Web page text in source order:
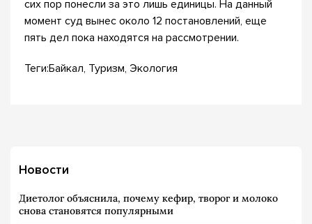
сих пор понесли за это лишь единицы. На данный
момент суд вынес около 12 постановлений, еще
пять дел пока находятся на рассмотрении.
Теги:Байкал, Туризм, Экология
Новости
Диетолог объяснила, почему кефир, творог и молоко
снова становятся популярными